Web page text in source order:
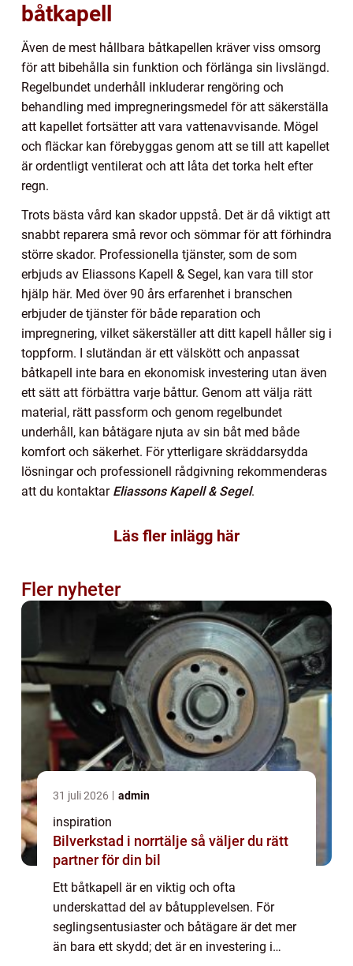
båtkapell
Även de mest hållbara båtkapellen kräver viss omsorg
för att bibehålla sin funktion och förlänga sin livslängd.
Regelbundet underhåll inkluderar rengöring och
behandling med impregneringsmedel för att säkerställa
att kapellet fortsätter att vara vattenavvisande. Mögel
och fläckar kan förebyggas genom att se till att kapellet
är ordentligt ventilerat och att låta det torka helt efter
regn.
Trots bästa vård kan skador uppstå. Det är då viktigt att
snabbt reparera små revor och sömmar för att förhindra
större skador. Professionella tjänster, som de som
erbjuds av Eliassons Kapell & Segel, kan vara till stor
hjälp här. Med över 90 års erfarenhet i branschen
erbjuder de tjänster för både reparation och
impregnering, vilket säkerställer att ditt kapell håller sig i
toppform. I slutändan är ett välskött och anpassat
båtkapell inte bara en ekonomisk investering utan även
ett sätt att förbättra varje båttur. Genom att välja rätt
material, rätt passform och genom regelbundet
underhåll, kan båtägare njuta av sin båt med både
komfort och säkerhet. För ytterligare skräddarsydda
lösningar och professionell rådgivning rekommenderas
att du kontaktarEliassons Kapell & Segel.
Läs fler inlägg här
Fler nyheter
31 juli 2026 admin
inspiration
Bilverkstad i norrtälje så väljer du rätt
partner för din bil
Ett båtkapell är en viktig och ofta
underskattad del av båtupplevelsen. För
seglingsentusiaster och båtägare är det mer
än bara ett skydd; det är en investering i